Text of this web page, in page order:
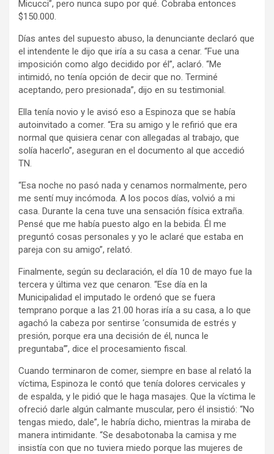
Micucci”, pero nunca supo por qué. Cobraba entonces
$150.000.
Días antes del supuesto abuso, la denunciante declaró que
el intendente le dijo que iría a su casa a cenar. “Fue una
imposición como algo decidido por él”, aclaró. “Me
intimidó, no tenía opción de decir que no. Terminé
aceptando, pero presionada”, dijo en su testimonial.
Ella tenía novio y le avisó eso a Espinoza que se había
autoinvitado a comer. “Era su amigo y le refirió que era
normal que quisiera cenar con allegadas al trabajo, que
solía hacerlo”, aseguran en el documento al que accedió
TN.
“Esa noche no pasó nada y cenamos normalmente, pero
me sentí muy incómoda. A los pocos días, volvió a mi
casa. Durante la cena tuve una sensación física extraña.
Pensé que me había puesto algo en la bebida. Él me
preguntó cosas personales y yo le aclaré que estaba en
pareja con su amigo”, relató.
Finalmente, según su declaración, el día 10 de mayo fue la
tercera y última vez que cenaron. “Ese día en la
Municipalidad el imputado le ordenó que se fuera
temprano porque a las 21.00 horas iría a su casa, a lo que
agachó la cabeza por sentirse ‘consumida de estrés y
presión, porque era una decisión de él, nunca le
preguntaba’”, dice el procesamiento fiscal.
Cuando terminaron de comer, siempre en base al relató la
víctima, Espinoza le contó que tenía dolores cervicales y
de espalda, y le pidió que le haga masajes. Que la víctima le
ofreció darle algún calmante muscular, pero él insistió: “No
tengas miedo, dale”, le habría dicho, mientras la miraba de
manera intimidante. “Se desabotonaba la camisa y me
insistía con que no tuviera miedo porque las mujeres de